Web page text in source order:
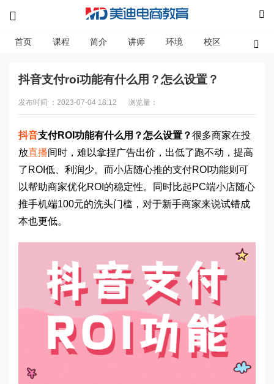
首页 课程 简介 讲师 环境 校区 资讯
抖音支付roi功能有什么用？怎么设置？
发布时间 ：2023-07-04 18:12 浏览量：
抖音支付ROI功能有什么用？怎么设置？很多商家在投
放直播间时，难以拿捏广告出价，出低了跑不动，提高
了ROI低、利润少。而小店随心推的支付ROI功能则可
以帮助商家优化ROI的稳定性。同时比起PC端小店随心
推手机端100元的洗头门槛，对于新手商家来说试错成
本也更低。